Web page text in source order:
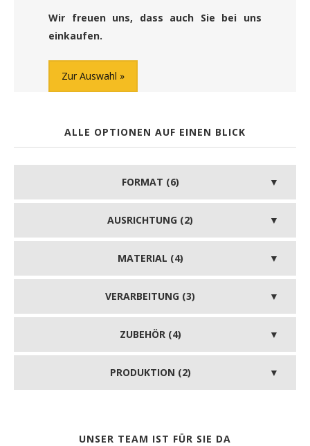
Wir freuen uns, dass auch Sie bei uns
einkaufen.
Zur Auswahl
ALLE OPTIONEN AUF EINEN BLICK
FORMAT (6)
AUSRICHTUNG (2)
MATERIAL (4)
VERARBEITUNG (3)
ZUBEHÖR (4)
PRODUKTION (2)
UNSER TEAM IST FÜR SIE DA